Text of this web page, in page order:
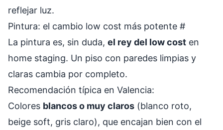
reflejar luz.
Pintura: el cambio low cost más potente #
La pintura es, sin duda, el rey del low cost en
home staging. Un piso con paredes limpias y
claras cambia por completo.
Recomendación típica en Valencia:
Colores blancos o muy claros (blanco roto,
beige soft, gris claro), que encajan bien con el